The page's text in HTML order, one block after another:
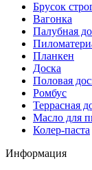
Брусок
Вагонка
Палубная
Планкен
Доска
Половая
Ромбус
Террасная
Масло для
Колер-паста
Информация